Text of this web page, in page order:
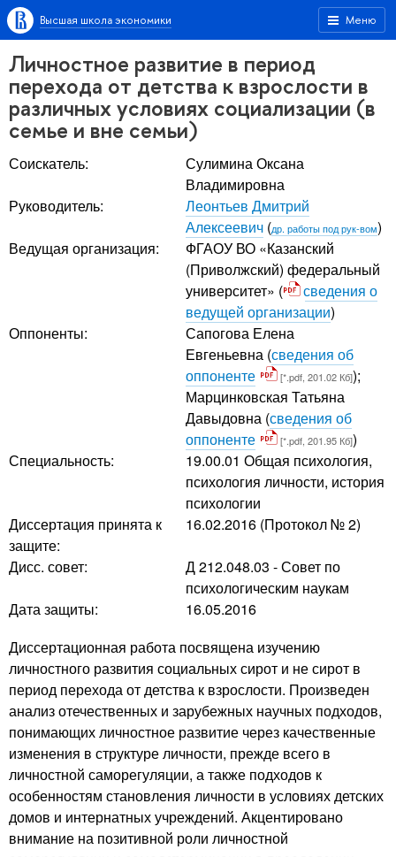
Меню
Высшая школа экономики
Личностное развитие в период
перехода от детства к взрослости в
различных условиях социализации (в
семье и вне семьи)
Соискатель:
Сулимина Оксана
Владимировна
Руководитель:
Леонтьев Дмитрий
Алексеевич (др. работы под рук-вом)
Ведущая организация:
ФГАОУ ВО «Казанский
(Приволжский) федеральный
университет» (
сведения о
ведущей организации)
Оппоненты:
Сапогова Елена
Евгеньевна (сведения об
оппоненте
[*.pdf, 201.02 Кб]);
Марцинковская Татьяна
Давыдовна (сведения об
оппоненте
[*.pdf, 201.95 Кб])
Специальность:
19.00.01 Общая психология,
психология личности, история
психологии
Диссертация принята к
защите:
16.02.2016 (Протокол № 2)
Дисс. совет:
Д 212.048.03 - Совет по
психологическим наукам
Дата защиты:
16.05.2016
Диссертационная работа посвящена изучению
личностного развития социальных сирот и не сирот в
период перехода от детства к взрослости. Произведен
анализ отечественных и зарубежных научных подходов,
понимающих личностное развитие через качественные
изменения в структуре личности, прежде всего в
личностной саморегуляции, а также подходов к
особенностям становления личности в условиях детских
домов и интернатных учреждений. Акцентировано
внимание на позитивной роли личностной